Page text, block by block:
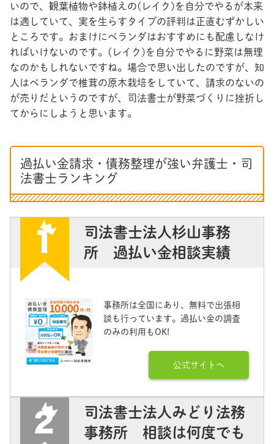
いので、観葉植物や鉢植えの(レイク)を自分でやるが本来
は適していて、実を生らすタイプの評判は正直むずかしい
ところです。おまけにベランダはおすすめにも配慮しなけ
ればいけないのです。(レイク)を自分でやるに野菜は無理
なのかもしれないですね。場合で思い出したのですが、知
人はベランダで椎茸の原木栽培をしていて、請求のないの
が売りだというのですが、司法書士が野菜づくりに挫折し
てからにしようと思います。
過払い金請求・債務整理が強い弁護士・司
法書士ランキング
司法書士法人杉山事務
所 過払い金相談実績
事務所は全国にあり、無料で出張相
談も行っています。過払い金の調査
のみの利用もOK!
公式サイトへ
司法書士法人みどり法務
事務所 相談は何度でも